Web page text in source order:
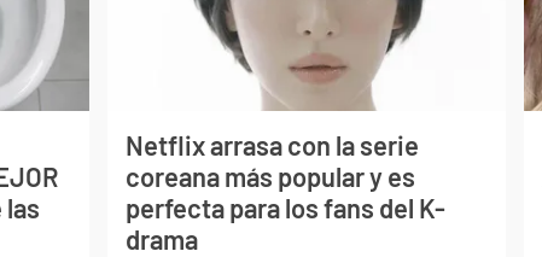
las
Netflix arrasa con la serie
coreana más popular y es
perfecta para los fans del K-
drama